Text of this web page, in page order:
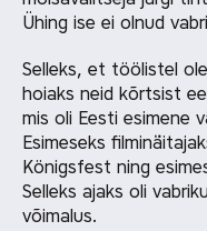
Ühing ise ei olnud
Selleks, et töölistel
hoiaks neid kõrtsist
mis oli Eesti esimene
Esimeseks
Königsfest ning
Selleks ajaks oli
võimalus.